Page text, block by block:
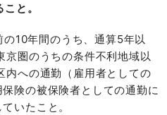
と。
10年間のうち、通算5年以
圏のうちの条件不利地域以
への通勤（雇用者としての
険の被保険者としての通勤に
いたこと。